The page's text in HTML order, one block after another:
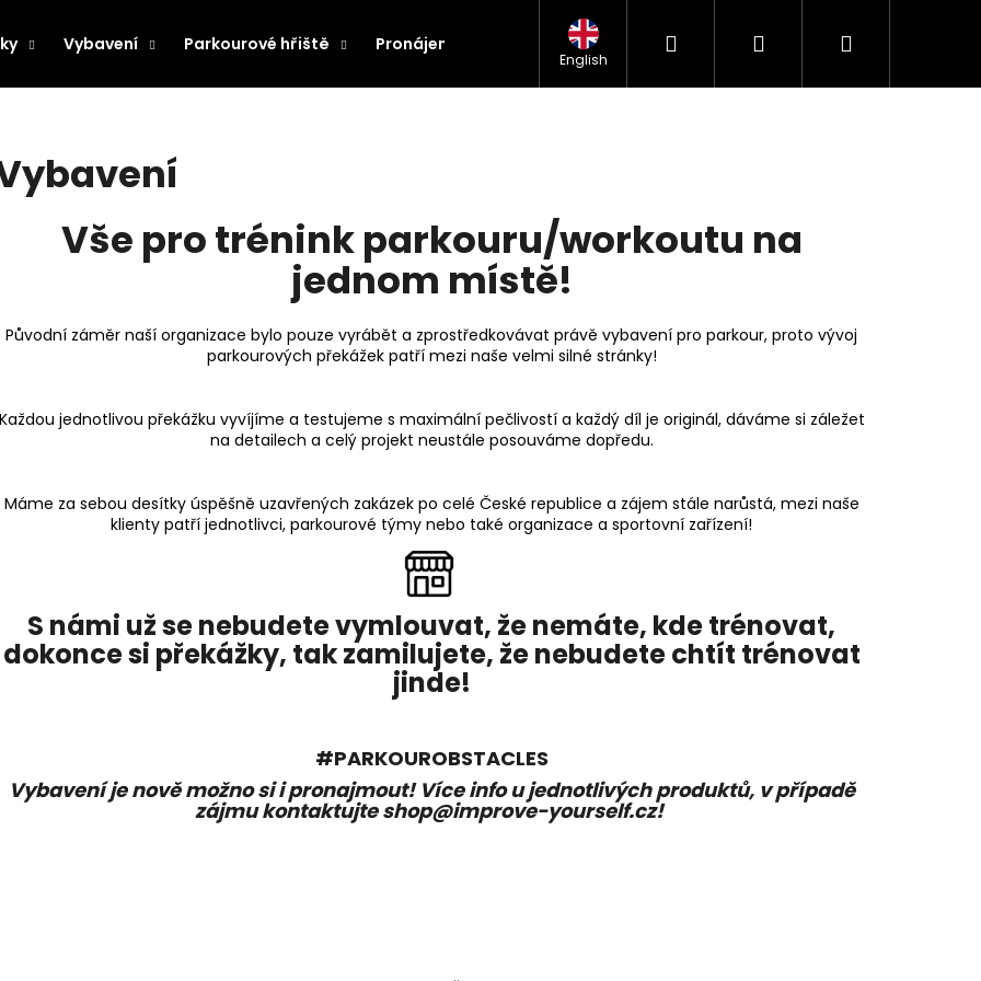
Vybavení Parkourové hřiště Pronájem překážek Kontakt Obchodní podmínky FAQ
English
Hledat PřihlášeníNákupní
Vše pro trénink parkouru/workoutu na
jednom místě!
Původní záměr naší organizace bylo pouze vyrábět a zprostředkovávat právě vybavení pro parkour, proto vývoj
parkourových překážek patří mezi naše velmi silné stránky!
Každou jednotlivou překážku vyvíjíme a testujeme s maximální pečlivostí a každý díl je originál, dáváme si záležet
na detailech a celý projekt neustále posouváme dopředu.
Máme za sebou desítky úspěšně uzavřených zakázek po celé České republice a zájem stále narůstá, mezi naše
klienty patří jednotlivci, parkourové týmy nebo také organizace a sportovní zařízení!
S námi už se nebudete vymlouvat, že nemáte, kde trénovat,
dokonce si překážky, tak zamilujete, že nebudete chtít trénovat
jinde!
#PARKOUROBSTACLES
Vybavení je nově možno si i pronajmout! Více info u jednotlivých produktů, v případě
zájmu kontaktujte shop@improve-yourself.cz!
FLIP BOX
VAULT BOX
17 490 Kč